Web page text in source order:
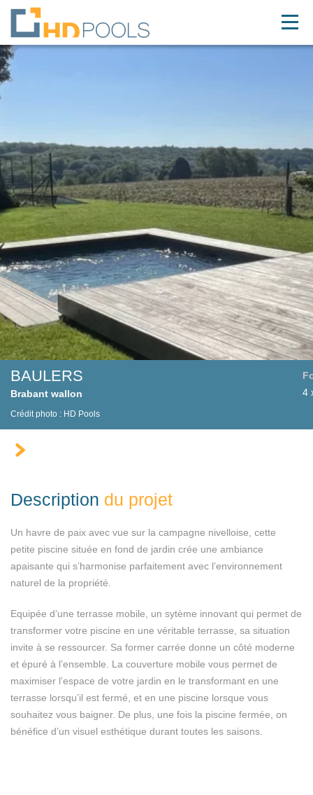
BAULERS
Brabant wallon
4
Crédit photo : HD Pools
Description du projet
Un havre de paix avec vue sur la campagne nivelloise, cette
petite piscine située en fond de jardin crée une ambiance
apaisante qui s’harmonise parfaitement avec l’environnement
naturel de la propriété.
Equipée d’une terrasse mobile, un sytème innovant qui permet de
transformer votre piscine en une véritable terrasse, sa situation
invite à se ressourcer. Sa former carrée donne un côté moderne
et épuré à l’ensemble. La couverture mobile vous permet de
maximiser l’espace de votre jardin en le transformant en une
terrasse lorsqu’il est fermé, et en une piscine lorsque vous
souhaitez vous baigner. De plus, une fois la piscine fermée, on
bénéfice d’un visuel esthétique durant toutes les saisons.